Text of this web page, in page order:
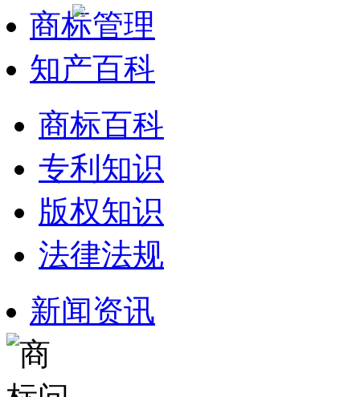
商标管理
知产百科
商标百科
专利知识
版权知识
法律法规
新闻资讯